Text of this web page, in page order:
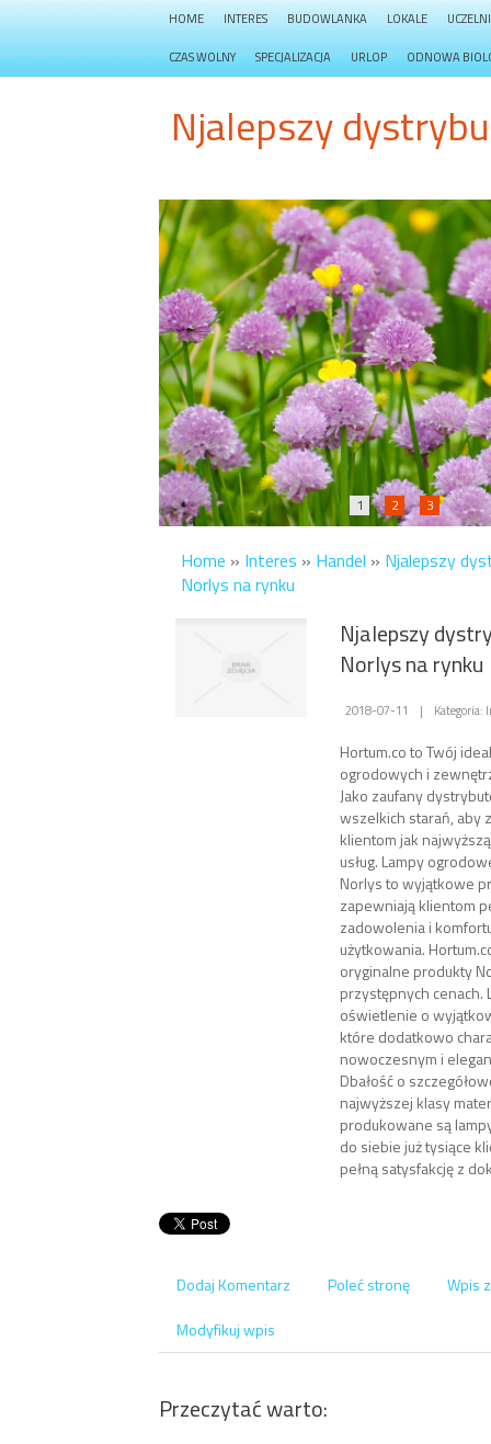
HOME INTERES BUDOWLANKA LOKALE
CZAS WOLNY SPECJALIZACJA URLOP ODNOWA
Njalepszy
1 2 3
Home » Interes » Handel » Njalepszy
Norlys na rynku
Njalepszy
Norlys na rynku
2018-07-11 | Kategoria:
Hortum.co to Twój
ogrodowych i
Jako zaufany
wszelkich starań, aby
klientom jak
usług. Lampy
Norlys to wyjątkowe
zapewniają klientom
zadowolenia i
użytkowania.
oryginalne produkty
przystępnych cenach.
oświetlenie o
które dodatkowo
nowoczesnym i
Dbałość o
najwyższej klasy
produkowane są
do siebie już tysiące
pełną satysfakcję z
Dodaj Komentarz Poleć stronę
Wpis
Modyfikuj wpis
Przeczytać warto: